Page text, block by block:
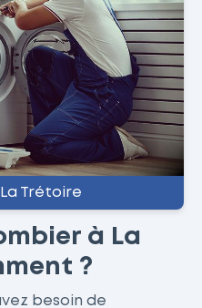
Trétoire
à La
?
besoin de